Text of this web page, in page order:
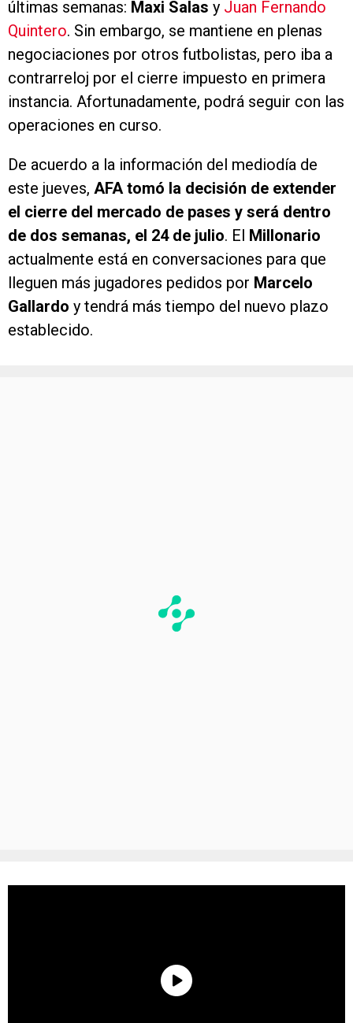
últimas semanas: Maxi Salas y Juan Fernando
Quintero. Sin embargo, se mantiene en plenas
negociaciones por otros futbolistas, pero iba a
contrarreloj por el cierre impuesto en primera
instancia. Afortunadamente, podrá seguir con las
operaciones en curso.
De acuerdo a la información del mediodía de
este jueves, AFA tomó la decisión de extender
el cierre del mercado de pases y será dentro
de dos semanas, el 24 de julio. El Millonario
actualmente está en conversaciones para que
lleguen más jugadores pedidos por Marcelo
Gallardo y tendrá más tiempo del nuevo plazo
establecido.